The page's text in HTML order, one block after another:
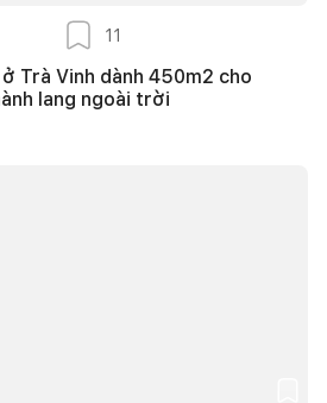
11
Trà Vinh dành 450m2 cho
lang ngoài trời